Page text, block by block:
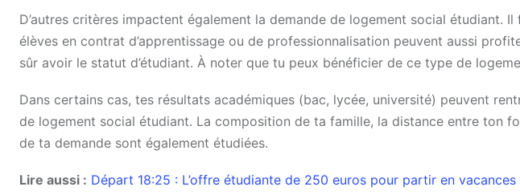
D’autres critères impactent également la demande de logement social étudiant.
élèves en contrat d’apprentissage ou de professionnalisation peuvent aussi
sûr avoir le statut d’étudiant. À noter que tu peux bénéficier de ce type de
Dans certains cas, tes résultats académiques (bac, lycée, université) peuvent
de logement social étudiant. La composition de ta famille, la distance entre ton
de ta demande sont également étudiées.
Lire aussi : Départ 18:25 : L’offre étudiante de 250 euros pour partir en vacances